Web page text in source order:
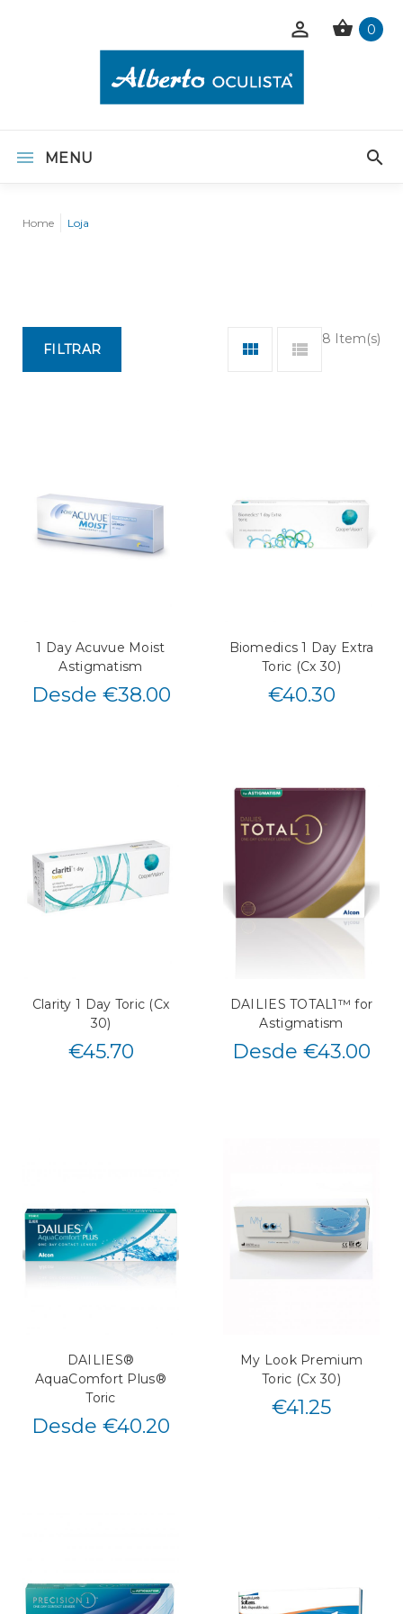
0
MENU
Home Loja
8 Item(s)
FILTRAR
1 Day Acuvue Moist
Astigmatism
Desde €38.00
Biomedics 1 Day Extra
Toric (Cx 30)
€40.30
Clarity 1 Day Toric (Cx
30)
€45.70
DAILIES TOTAL1™ for
Astigmatism
Desde €43.00
DAILIES®
AquaComfort Plus®
Toric
Desde €40.20
My Look Premium
Toric (Cx 30)
€41.25